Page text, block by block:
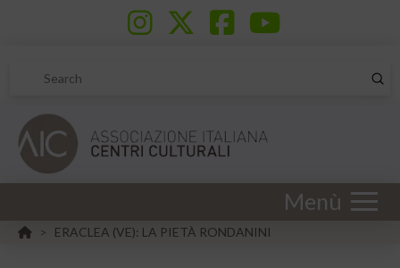
Search
Menù
HOME
> ERACLEA (VE): LA PIETÀ RONDANINI